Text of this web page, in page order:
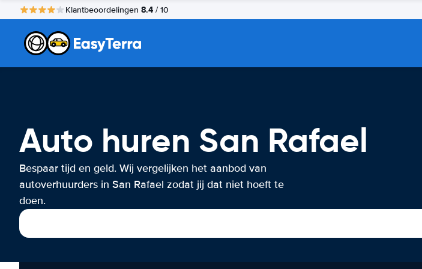
Klantbeoordelingen 8.4 / 10
Auto huren San Rafael
Bespaar tijd en geld. Wij vergelijken het aanbod van
autoverhuurders in San Rafael zodat jij dat niet hoeft te
doen.